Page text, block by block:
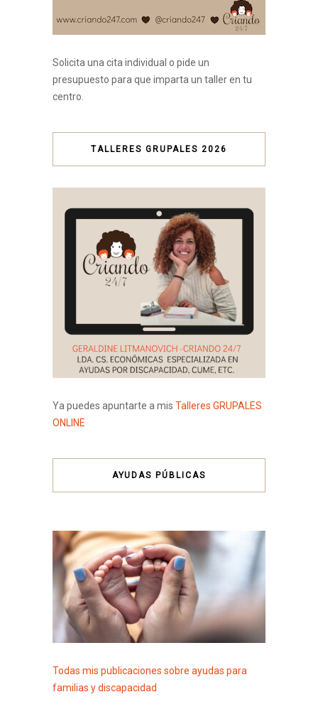
Solicita una cita individual o pide un
presupuesto para que imparta un taller en tu
centro.
TALLERES GRUPALES 2026
Ya puedes apuntarte a mis Talleres GRUPALES
ONLINE
AYUDAS PÚBLICAS
Todas mis publicaciones sobre ayudas para
familias y discapacidad